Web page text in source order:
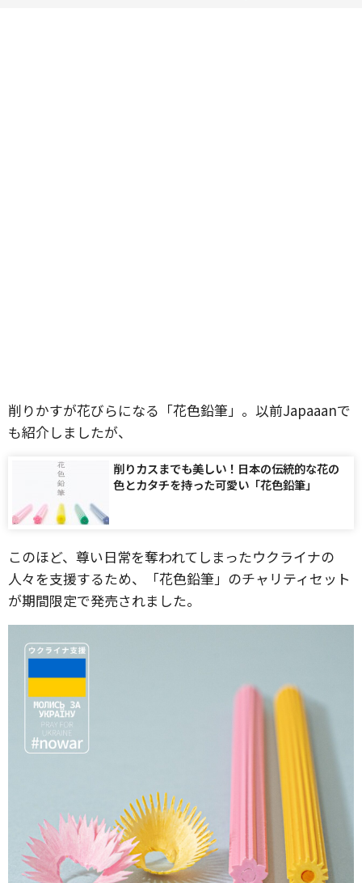
削りかすが花びらになる「花色鉛筆」。以前Japaaanで
も紹介しましたが、
削りカスまでも美しい！日本の伝統的な花の
色とカタチを持った可愛い「花色鉛筆」
このほど、尊い日常を奪われてしまったウクライナの
人々を支援するため、「花色鉛筆」のチャリティセット
が期間限定で発売されました。